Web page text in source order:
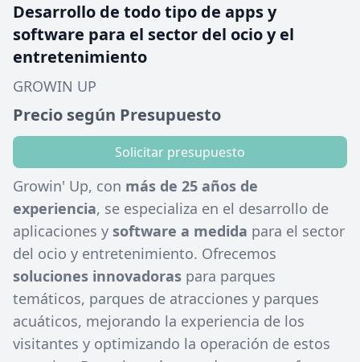
Desarrollo de todo tipo de apps y
software para el sector del ocio y el
entretenimiento
GROWIN UP
Precio según Presupuesto
Solicitar presupuesto
Growin' Up, con más de 25 años de
experiencia, se especializa en el desarrollo de
aplicaciones y software a medida para el sector
del ocio y entretenimiento. Ofrecemos
soluciones innovadoras para parques
temáticos, parques de atracciones y parques
acuáticos, mejorando la experiencia de los
visitantes y optimizando la operación de estos